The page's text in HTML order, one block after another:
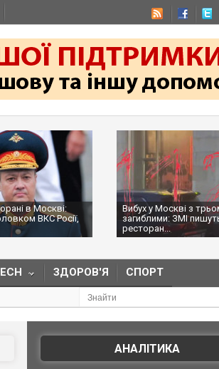
Вибух у Москві з трьома
загиблими: ЗМІ пишуть, що в
ресторан...
На
ЗДОРОВ'Я СПОРТ
АНАЛІТИКА